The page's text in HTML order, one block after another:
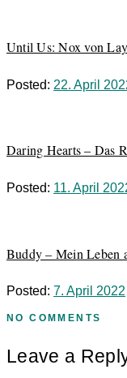
Until Us: Nox von
Posted: 22. April
Daring Hearts – Das
Posted: 11. April
Buddy – Mein Leben
Posted: 7. April 2022
NO COMMENTS
Leave a